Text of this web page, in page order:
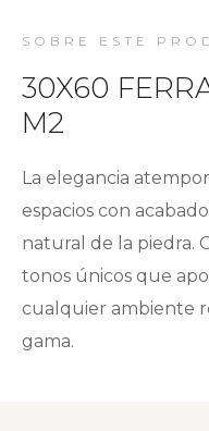
SOBRE ESTE
30X60
M2
La elegancia
espacios con
natural de la piedra.
tonos únicos que
cualquier ambiente
gama.